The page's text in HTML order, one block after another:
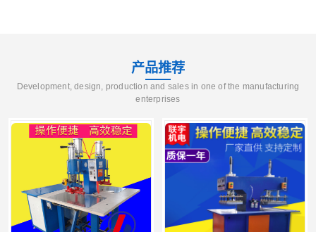
产品推荐
Development, design, production and sales in one of the manufacturing
enterprises